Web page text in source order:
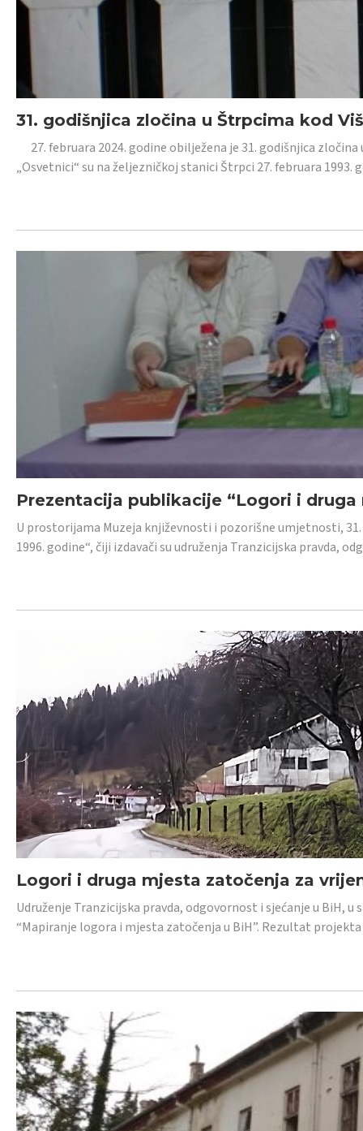
31. godišnjica zločina u Štrpcima kod
27. februara 2024. godine obilježena je 31. godišnjica
„Osvetnici“ su na željezničkoj stanici Štrpci 27. februara 1993.
Prezentacija publikacije “Logori i druga
U prostorijama Muzeja književnosti i pozorišne umjetnosti,
1996. godine“, čiji izdavači su udruženja Tranzicijska pravda,
Logori i druga mjesta zatočenja za
Udruženje Tranzicijska pravda, odgovornost i sjećanje u BiH,
“Mapiranje logora i mjesta zatočenja u BiH”. Rezultat